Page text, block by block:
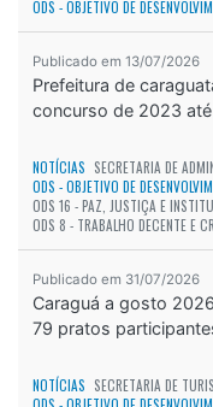
ODS - OBJETIVO DE
Publicado em 13/07/2026
Prefeitura de
concurso de 2023
NOTÍCIAS SECRETARIA DE
ODS - OBJETIVO DE
ODS 16 - PAZ, JUSTIÇA E
ODS 8 - TRABALHO DECENTE E
Publicado em 31/07/2026
Caraguá a gosto
79 pratos
NOTÍCIAS SECRETARIA DE